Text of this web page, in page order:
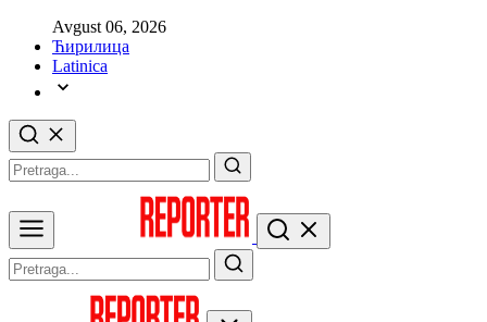
Avgust 06, 2026
Ћирилица
Latinica